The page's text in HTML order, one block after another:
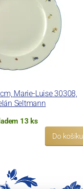
Marie-Luise 30308,
Seltmann
13 ks
Do košíku